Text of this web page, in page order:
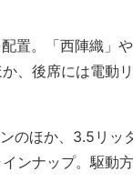
置。「西陣織」
、後席には電動
のほか、3.5リッ
ンナップ。駆動